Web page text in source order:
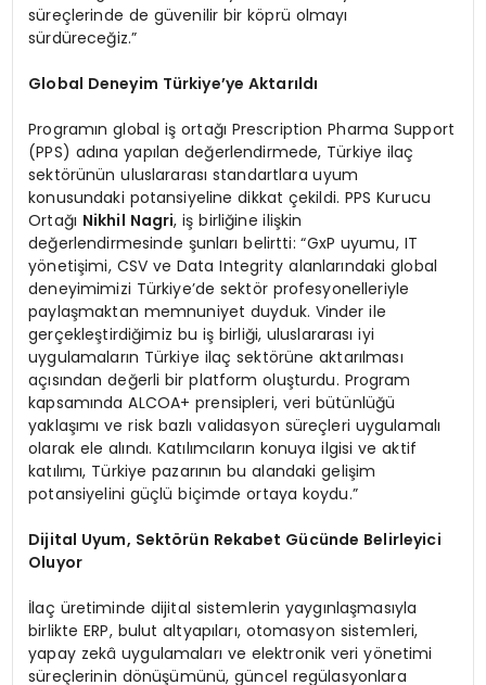
süreçlerinde de güvenilir bir köprü olmayı
sürdüreceğiz.”
Global Deneyim Türkiye’ye Aktarıldı
Programın global iş ortağı Prescription Pharma Support
(PPS) adına yapılan değerlendirmede, Türkiye ilaç
sektörünün uluslararası standartlara uyum
konusundaki potansiyeline dikkat çekildi. PPS Kurucu
Ortağı Nikhil Nagri, iş birliğine ilişkin
değerlendirmesinde şunları belirtti: “GxP uyumu, IT
yönetişimi, CSV ve Data Integrity alanlarındaki global
deneyimimizi Türkiye’de sektör profesyonelleriyle
paylaşmaktan memnuniyet duyduk. Vinder ile
gerçekleştirdiğimiz bu iş birliği, uluslararası iyi
uygulamaların Türkiye ilaç sektörüne aktarılması
açısından değerli bir platform oluşturdu. Program
kapsamında ALCOA+ prensipleri, veri bütünlüğü
yaklaşımı ve risk bazlı validasyon süreçleri uygulamalı
olarak ele alındı. Katılımcıların konuya ilgisi ve aktif
katılımı, Türkiye pazarının bu alandaki gelişim
potansiyelini güçlü biçimde ortaya koydu.”
Dijital Uyum, Sektörün Rekabet Gücünde Belirleyici
Oluyor
İlaç üretiminde dijital sistemlerin yaygınlaşmasıyla
birlikte ERP, bulut altyapıları, otomasyon sistemleri,
yapay zekâ uygulamaları ve elektronik veri yönetimi
süreçlerinin dönüşümünü, güncel regülasyonlara